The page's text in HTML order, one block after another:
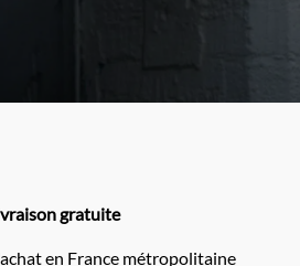
gratuite
en France métropolitaine